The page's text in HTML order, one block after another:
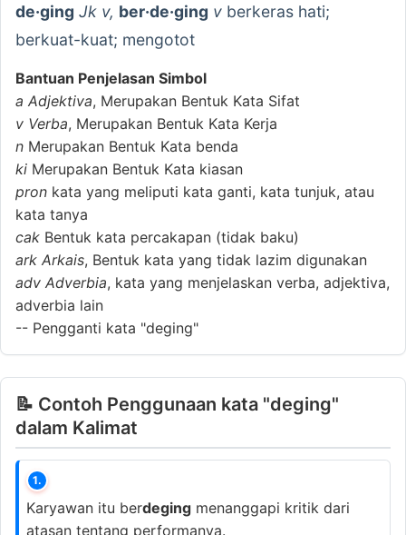
de·ging Jk v, ber·de·ging v berkeras hati;
berkuat-kuat; mengotot
Bantuan Penjelasan Simbol
a Adjektiva, Merupakan Bentuk Kata Sifat
v Verba, Merupakan Bentuk Kata Kerja
n Merupakan Bentuk Kata benda
ki Merupakan Bentuk Kata kiasan
pron kata yang meliputi kata ganti, kata tunjuk, atau
kata tanya
cak Bentuk kata percakapan (tidak baku)
ark Arkais, Bentuk kata yang tidak lazim digunakan
adv Adverbia, kata yang menjelaskan verba, adjektiva,
adverbia lain
-- Pengganti kata "deging"
📝 Contoh Penggunaan kata "deging"
dalam Kalimat
1.
Karyawan itu berdeging menanggapi kritik dari
atasan tentang performanya.